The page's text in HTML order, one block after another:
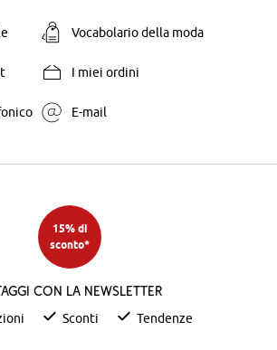
Vocabolario della moda
I miei ordini
E-mail
15% di
sconto*
con la newsletter
Sconti Tendenze